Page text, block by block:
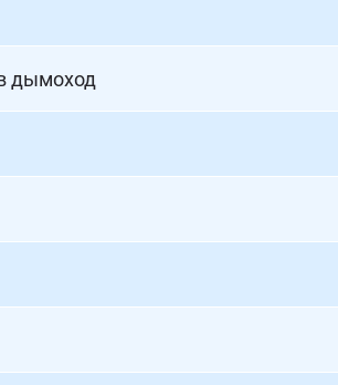
дымоход